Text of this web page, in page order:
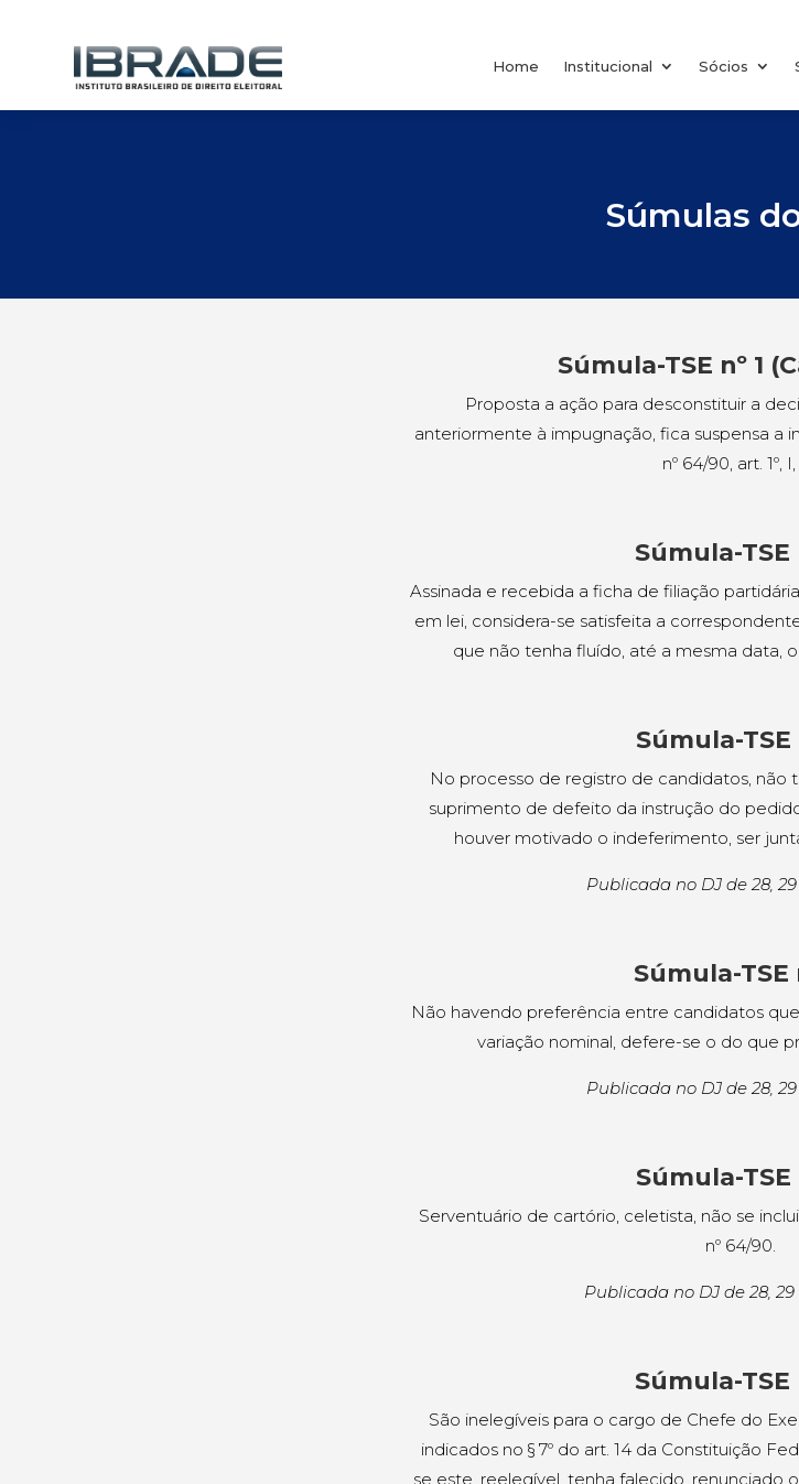
Home Institucional Sócios
Súmulas
Súmula-TSE nº 1
Proposta a ação para desconstituir a
anteriormente à impugnação, fica suspensa a
nº 64/90, art. 1º,
Súmula-TSE
Assinada e recebida a ficha de filiação
em lei, considera-se satisfeita a
que não tenha fluído, até a mesma data,
Súmula-TSE
No processo de registro de candidatos, não
suprimento de defeito da instrução do
houver motivado o indeferimento, ser
Publicada no DJ de 28, 29
Súmula-TSE
Não havendo preferência entre candidatos
variação nominal, defere-se o do que
Publicada no DJ de 28, 29
Súmula-TSE
Serventuário de cartório, celetista, não se
nº 64/90.
Publicada no DJ de 28, 29
Súmula-TSE
São inelegíveis para o cargo de Chefe do
indicados no § 7º do art. 14 da Constituição
se este, reelegível, tenha falecido, renunciado